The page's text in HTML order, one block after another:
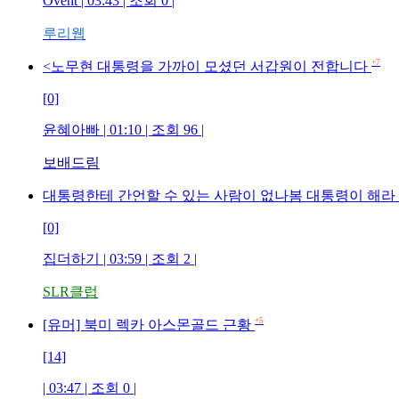
루리웹
<노무현 대통령을 가까이 모셨던 서갑원이 전합니다 +7
[0]
윤혜아빠 | 01:10 | 조회 96 |
보배드림
대통령한테 간언할 수 있는 사람이 없나봄 대통령이 해
[0]
집더하기 | 03:59 | 조회 2 |
SLR클럽
[유머] 북미 렉카 아스몬골드 근황 +5
[14]
| 03:47 | 조회 0 |